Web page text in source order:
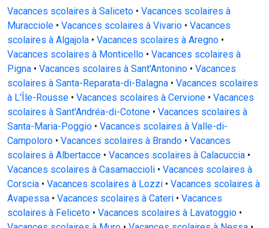
Vacances scolaires à Saliceto • Vacances scolaires à
Muracciole • Vacances scolaires à Vivario • Vacances
scolaires à Algajola • Vacances scolaires à Aregno •
Vacances scolaires à Monticello • Vacances scolaires à
Pigna • Vacances scolaires à Sant'Antonino • Vacances
scolaires à Santa-Reparata-di-Balagna • Vacances scolaires
à L'Île-Rousse • Vacances scolaires à Cervione • Vacances
scolaires à Sant'Andréa-di-Cotone • Vacances scolaires à
Santa-Maria-Poggio • Vacances scolaires à Valle-di-
Campoloro • Vacances scolaires à Brando • Vacances
scolaires à Albertacce • Vacances scolaires à Calacuccia •
Vacances scolaires à Casamaccioli • Vacances scolaires à
Corscia • Vacances scolaires à Lozzi • Vacances scolaires à
Avapessa • Vacances scolaires à Cateri • Vacances
scolaires à Feliceto • Vacances scolaires à Lavatoggio •